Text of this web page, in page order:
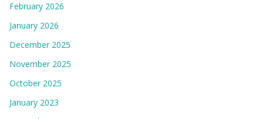
February 2026
January 2026
December 2025
November 2025
October 2025
January 2023